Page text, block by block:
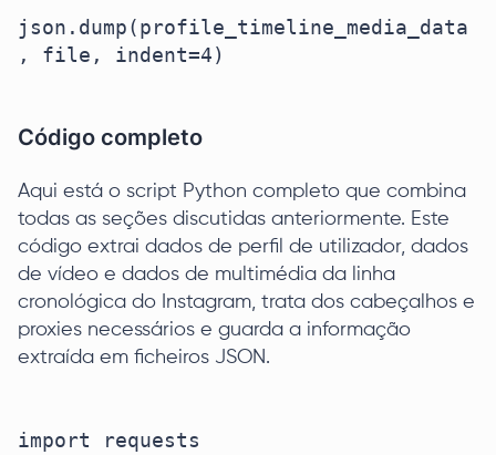
json.dump(profile_timeline_media_data
, file, indent=4)
Código completo
Aqui está o script Python completo que combina
todas as seções discutidas anteriormente. Este
código extrai dados de perfil de utilizador, dados
de vídeo e dados de multimédia da linha
cronológica do Instagram, trata dos cabeçalhos e
proxies necessários e guarda a informação
extraída em ficheiros JSON.
import requests